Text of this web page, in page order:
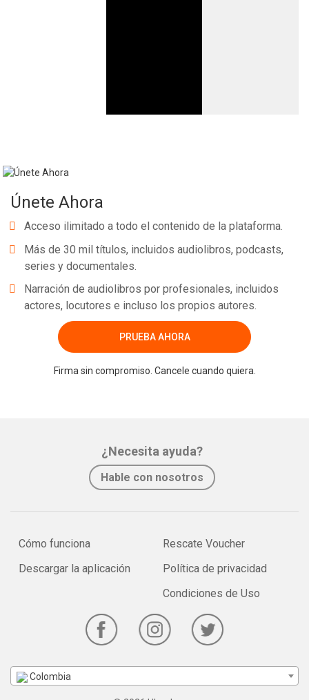
Únete Ahora
Acceso ilimitado a todo el contenido de la plataforma.
Más de 30 mil títulos, incluidos audiolibros, podcasts,
series y documentales.
Narración de audiolibros por profesionales, incluidos
actores, locutores e incluso los propios autores.
PRUEBA AHORA
Firma sin compromiso. Cancele cuando quiera.
¿Necesita ayuda?
Hable con nosotros
Cómo funciona
Descargar la aplicación
Rescate Voucher
Política de privacidad
Condiciones de Uso
Colombia